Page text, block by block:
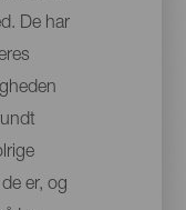
De har
er, og